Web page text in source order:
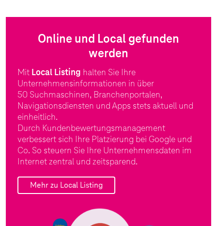
Online und Local gefunden
werden
Mit Local Listing halten Sie Ihre
Unternehmensinformationen in über
50 Suchmaschinen, Branchenportalen,
Navigationsdiensten und Apps stets aktuell und
einheitlich.
Durch Kundenbewertungsmanagement
verbessert sich Ihre Platzierung bei Google und
Co. So steuern Sie Ihre Unternehmensdaten im
Internet zentral und zeitsparend.
Mehr zu Local Listing